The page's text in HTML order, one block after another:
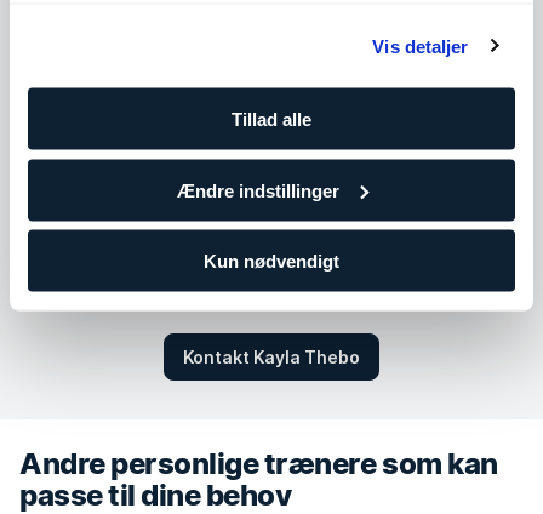
Vis detaljer
Tillad alle
Ændre indstillinger
Kun nødvendigt
Torsdag
08:00 - 17:00
Lørdag
Ikke tilgængelig
Kontakt Kayla Thebo
Andre personlige trænere som kan
passe til dine behov